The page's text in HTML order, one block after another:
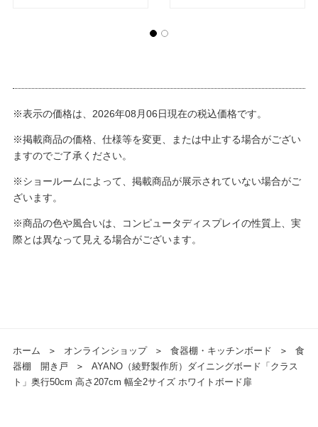
※表示の価格は、2026年08月06日現在の税込価格です。
※掲載商品の価格、仕様等を変更、または中止する場合がござい
ますのでご了承ください。
※ショールームによって、掲載商品が展示されていない場合がご
ざいます。
※商品の色や風合いは、コンピュータディスプレイの性質上、実
際とは異なって見える場合がございます。
ホーム ＞ オンラインショップ ＞ 食器棚・キッチンボード ＞
食
器棚 開き戸
＞
AYANO（綾野製作所）ダイニングボード「クラス
ト」奥行50cm 高さ207cm 幅全2サイズ ホワイトボード扉